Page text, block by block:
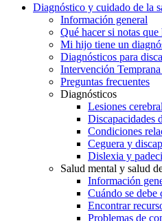
Diagnóstico y cuidado de la
Información general
Qué hacer si notas
Mi hijo tiene un
Diagnósticos para
Intervención
Preguntas frecuentes
Diagnósticos
Lesiones
Discapacidades
Condiciones
Ceguera y
Dislexia y
Salud mental y salud
Información
Cuándo se debe
Encontrar
Problemas de